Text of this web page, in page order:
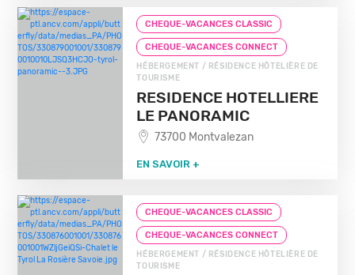
CHEQUE-VACANCES CLASSIC
CHEQUE-VACANCES CONNECT
HÉBERGEMENT / RÉSIDENCE HÔTELIÈRE DE
TOURISME
RESIDENCE HOTELLIERE
LE PANORAMIC
73700 Montvalezan
EN SAVOIR +
CHEQUE-VACANCES CLASSIC
CHEQUE-VACANCES CONNECT
HÉBERGEMENT / RÉSIDENCE HÔTELIÈRE DE
TOURISME